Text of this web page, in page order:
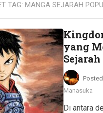
TAG: MANGA SEJARAH
yang
Sejarah
Manasuka
Di antara